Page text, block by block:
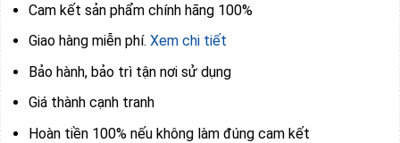
Cam kết sản phẩm chính hãng 100%
Giao hàng miễn phí. Xem chi tiết
Bảo hành, bảo trì tận nơi sử dụng
Giá thành cạnh tranh
Hoàn tiền 100% nếu không làm đúng cam kết